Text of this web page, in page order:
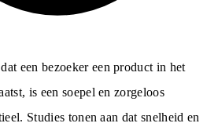
een bezoeker een product in het
is een soepel en zorgeloos
Studies tonen aan dat snelheid en